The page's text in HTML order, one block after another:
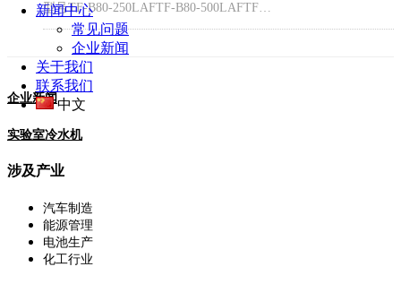
新闻中心
常见问题
企业新闻
关于我们
联系我们
中文
型号TF-B80-250LAFTF-B80-500LAFTF…
企业新闻
实验室冷水机
涉及产业
汽车制造
能源管理
电池生产
化工行业